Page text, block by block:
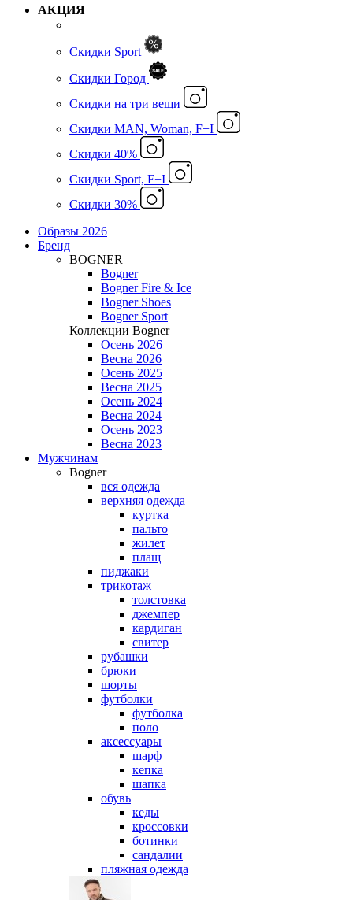
АКЦИЯ
Скидки Sport
Скидки Город
Cкидки на три вещи
Скидки MAN, Woman, F+I
Скидки 40%
Скидки Sport, F+I
Скидки 30%
Образы 2026
Бренд
BOGNER
Bogner
Bogner Fire & Ice
Bogner Shoes
Bogner Sport
Коллекции Bogner
Осень 2026
Весна 2026
Осень 2025
Весна 2025
Осень 2024
Весна 2024
Осень 2023
Весна 2023
Мужчинам
Bogner
вся одежда
верхняя одежда
куртка
пальто
жилет
плащ
пиджаки
трикотаж
толстовка
джемпер
кардиган
свитер
рубашки
брюки
шорты
футболки
футболка
поло
аксессуары
шарф
кепка
шапка
обувь
кеды
кроссовки
ботинки
сандалии
пляжная одежда